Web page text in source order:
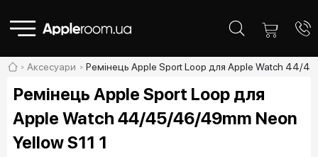
Аксесуари Ремінець Apple Sport Loop для Apple Watch 44/
Ремінець Apple Sport Loop для
Apple Watch 44/45/46/49mm Neon
Yellow S11 1